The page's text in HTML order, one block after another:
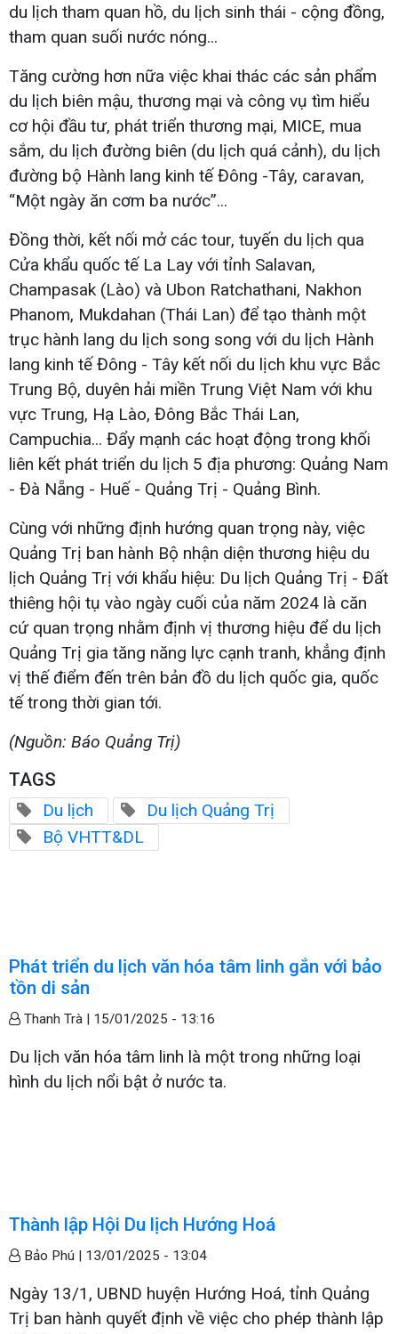
du lịch tham quan hồ, du lịch sinh thái - cộng đồng,
tham quan suối nước nóng...
Tăng cường hơn nữa việc khai thác các sản phẩm
du lịch biên mậu, thương mại và công vụ tìm hiểu
cơ hội đầu tư, phát triển thương mại, MICE, mua
sắm, du lịch đường biên (du lịch quá cảnh), du lịch
đường bộ Hành lang kinh tế Đông -Tây, caravan,
“Một ngày ăn cơm ba nước”...
Đồng thời, kết nối mở các tour, tuyến du lịch qua
Cửa khẩu quốc tế La Lay với tỉnh Salavan,
Champasak (Lào) và Ubon Ratchathani, Nakhon
Phanom, Mukdahan (Thái Lan) để tạo thành một
trục hành lang du lịch song song với du lịch Hành
lang kinh tế Đông - Tây kết nối du lịch khu vực Bắc
Trung Bộ, duyên hải miền Trung Việt Nam với khu
vực Trung, Hạ Lào, Đông Bắc Thái Lan,
Campuchia... Đẩy mạnh các hoạt động trong khối
liên kết phát triển du lịch 5 địa phương: Quảng Nam
- Đà Nẵng - Huế - Quảng Trị - Quảng Bình.
Cùng với những định hướng quan trọng này, việc
Quảng Trị ban hành Bộ nhận diện thương hiệu du
lịch Quảng Trị với khẩu hiệu: Du lịch Quảng Trị - Đất
thiêng hội tụ vào ngày cuối của năm 2024 là căn
cứ quan trọng nhằm định vị thương hiệu để du lịch
Quảng Trị gia tăng năng lực cạnh tranh, khẳng định
vị thế điểm đến trên bản đồ du lịch quốc gia, quốc
tế trong thời gian tới.
(Nguồn: Báo Quảng Trị)
TAGS
Du lịch
Du lịch Quảng Trị
Bộ VHTT&DL
Phát triển du lịch văn hóa tâm linh gắn với bảo
tồn di sản
Thanh Trà | 15/01/2025 - 13:16
Du lịch văn hóa tâm linh là một trong những loại
hình du lịch nổi bật ở nước ta.
Thành lập Hội Du lịch Hướng Hoá
Bảo Phú | 13/01/2025 - 13:04
Ngày 13/1, UBND huyện Hướng Hoá, tỉnh Quảng
Trị ban hành quyết định về việc cho phép thành lập